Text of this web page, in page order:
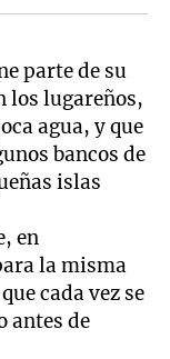
parte de su
los lugareños,
agua, y que
bancos de
islas
en
la misma
cada vez se
antes de